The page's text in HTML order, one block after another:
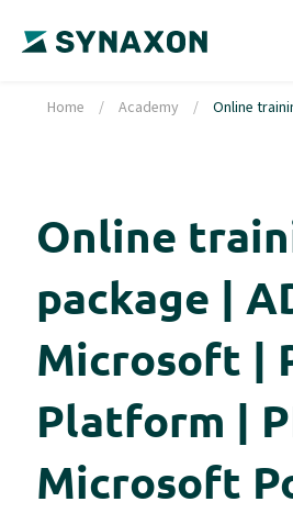
Home / Academy / Online
Online
package |
Microsoft |
Platform |
Microsoft